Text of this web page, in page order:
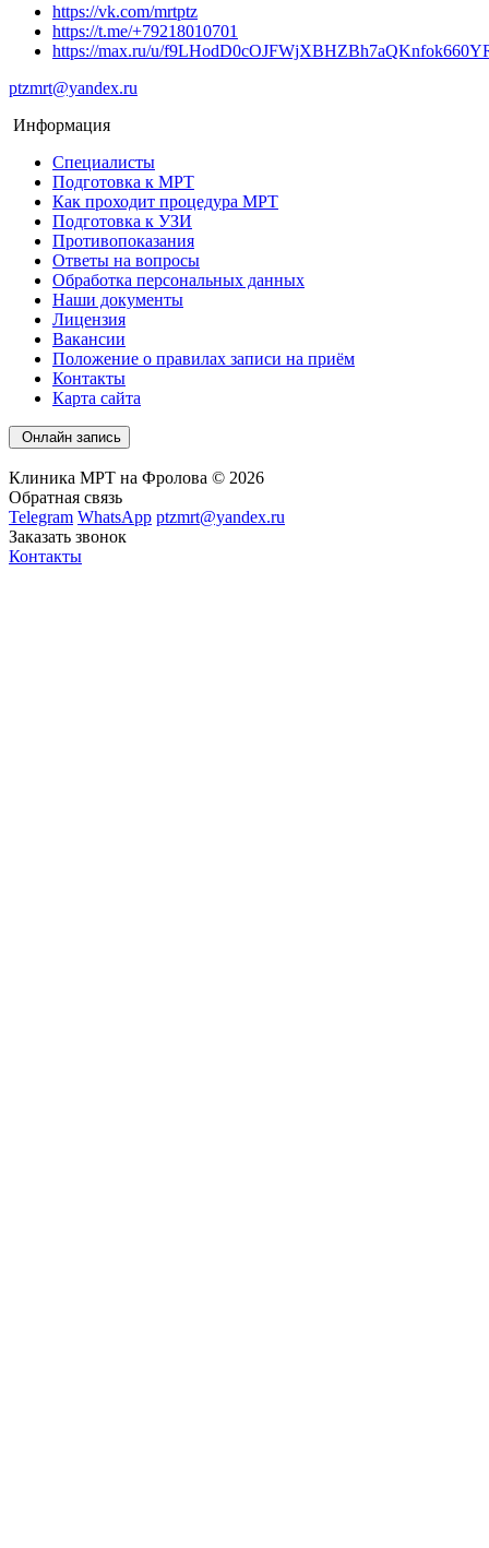
https://vk.com/mrtptz
https://t.me/+79218010701
https://max.ru/u/
ptzmrt@yandex.ru
Информация
Специалисты
Подготовка к МРТ
Как проходит процедура МРТ
Подготовка к УЗИ
Противопоказания
Ответы на вопросы
Обработка персональных данных
Наши документы
Лицензия
Вакансии
Положение о правилах записи на приём
Контакты
Карта сайта
Онлайн запись
Клиника МРТ на Фролова © 2026
Обратная связь
Telegram WhatsApp ptzmrt@yandex.ru
Заказать звонок
Контакты